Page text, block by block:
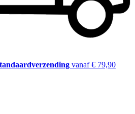
vanaf € 79,90